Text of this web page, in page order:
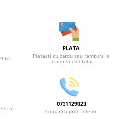
lei
PLATA
Platesti cu cardu sau ramburs la
primirea coletului
0731129023
Comanda prin Telefon